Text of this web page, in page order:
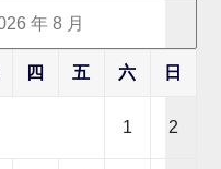
年 8 月
四 五 六 日
1 2